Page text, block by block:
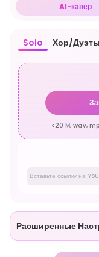
AI-кавер
Solo Хор/Дуэты
<20 М, wav,
Расширенные